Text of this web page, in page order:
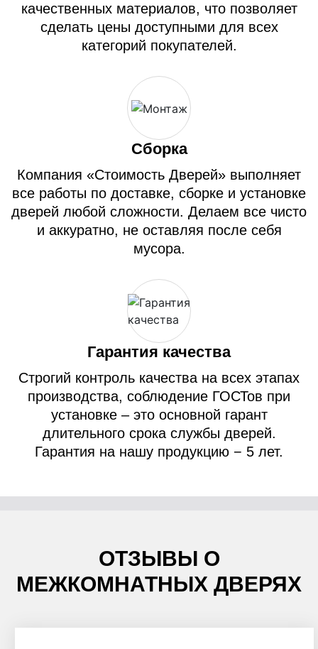
качественных материалов, что позволяет
сделать цены доступными для всех
категорий покупателей.
Сборка
Компания «Стоимость Дверей» выполняет
все работы по доставке, сборке и установке
дверей любой сложности. Делаем все чисто
и аккуратно, не оставляя после себя
мусора.
Гарантия качества
Строгий контроль качества на всех этапах
производства, соблюдение ГОСТов при
установке – это основной гарант
длительного срока службы дверей.
Гарантия на нашу продукцию − 5 лет.
ОТЗЫВЫ О
МЕЖКОМНАТНЫХ ДВЕРЯХ